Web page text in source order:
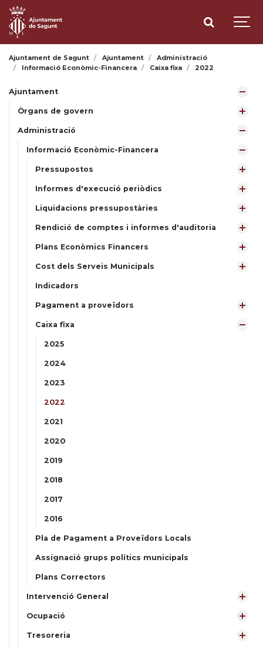
Ajuntament de Sagunt Ajuntament
Administració
Informació Econòmic-Financera
Caixa fixa 2022
Ajuntament
Òrgans de govern
Administració
Informació Econòmic-Financera
Pressupostos
Informes d'execució periòdics
Liquidacions pressupostàries
Rendició de comptes i informes d'auditoria
Plans Econòmics Financers
Cost dels Serveis Municipals
Indicadors
Pagament a proveïdors
Caixa fixa
2025
2024
2023
2022
2021
2020
2019
2018
2017
2016
Pla de Pagament a Proveïdors Locals
Assignació grups polítics municipals
Plans Correctors
Intervenció General
Ocupació
Tresoreria